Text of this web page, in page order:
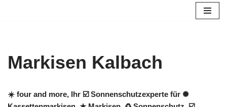
Markisen Kalbach
☀️ four and more, Ihr ☑️ Sonnenschutzexperte für ✺